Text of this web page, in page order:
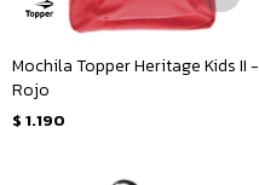
Mochila Topper Heritage Kids II -
Rojo
$ 1.190